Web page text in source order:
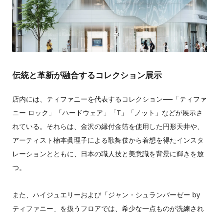
伝統と革新が融合するコレクション展示
店内には、ティファニーを代表するコレクション──「ティファ
ニー ロック」「ハードウェア」「T」「ノット」などが展示さ
れている。それらは、金沢の縁付金箔を使用した円形天井や、
アーティスト楠本眞理子による歌舞伎から着想を得たインスタ
レーションとともに、日本の職人技と美意識を背景に輝きを放
つ。
また、ハイジュエリーおよび「ジャン・シュランバーゼー by
ティファニー」を扱うフロアでは、希少な一点ものが洗練され